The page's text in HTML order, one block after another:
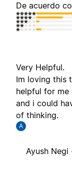
De acuerdo
Very Helpful.
Im loving this
helpful for me
and i could
of thinking.
A
Ayush Negi